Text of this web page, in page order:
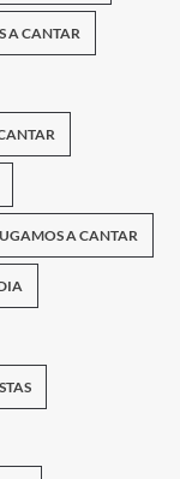
A CANTAR
A CANTAR